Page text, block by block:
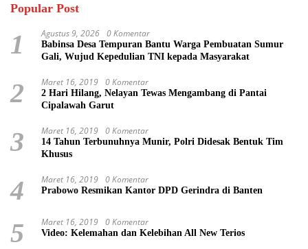
Popular Post
1 Agustus 9, 2026 0 Komentar
Babinsa Desa Tempuran Bantu Warga Pembuatan Sumur
Gali, Wujud Kepedulian TNI kepada Masyarakat
2 Maret 16, 2019 0 Komentar
2 Hari Hilang, Nelayan Tewas Mengambang di Pantai
Cipalawah Garut
3 Maret 16, 2019 0 Komentar
14 Tahun Terbunuhnya Munir, Polri Didesak Bentuk Tim
Khusus
4 Maret 16, 2019 0 Komentar
Prabowo Resmikan Kantor DPD Gerindra di Banten
5 Maret 16, 2019 0 Komentar
Video: Kelemahan dan Kelebihan All New Terios